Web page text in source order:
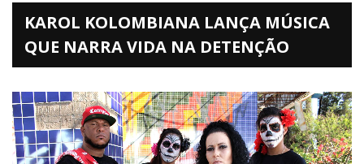
KAROL KOLOMBIANA LANÇA MÚSICA
QUE NARRA VIDA NA DETENÇÃO